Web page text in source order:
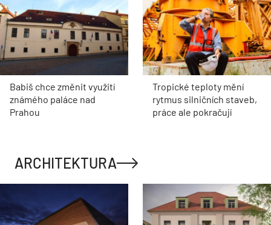
Babiš chce změnit využití
známého paláce nad
Prahou
Tropické teploty mění
rytmus silničních staveb,
práce ale pokračují
ARCHITEKTURA